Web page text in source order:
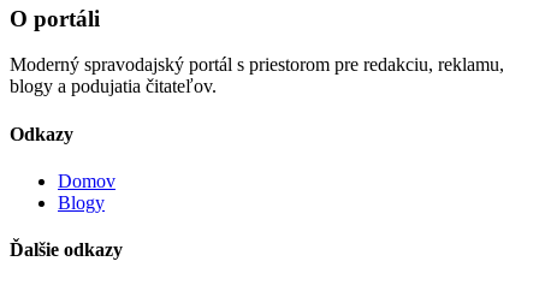
O portáli
Moderný spravodajský portál s priestorom pre redakciu, reklamu,
blogy a podujatia čitateľov.
Odkazy
Domov
Blogy
Ďalšie odkazy